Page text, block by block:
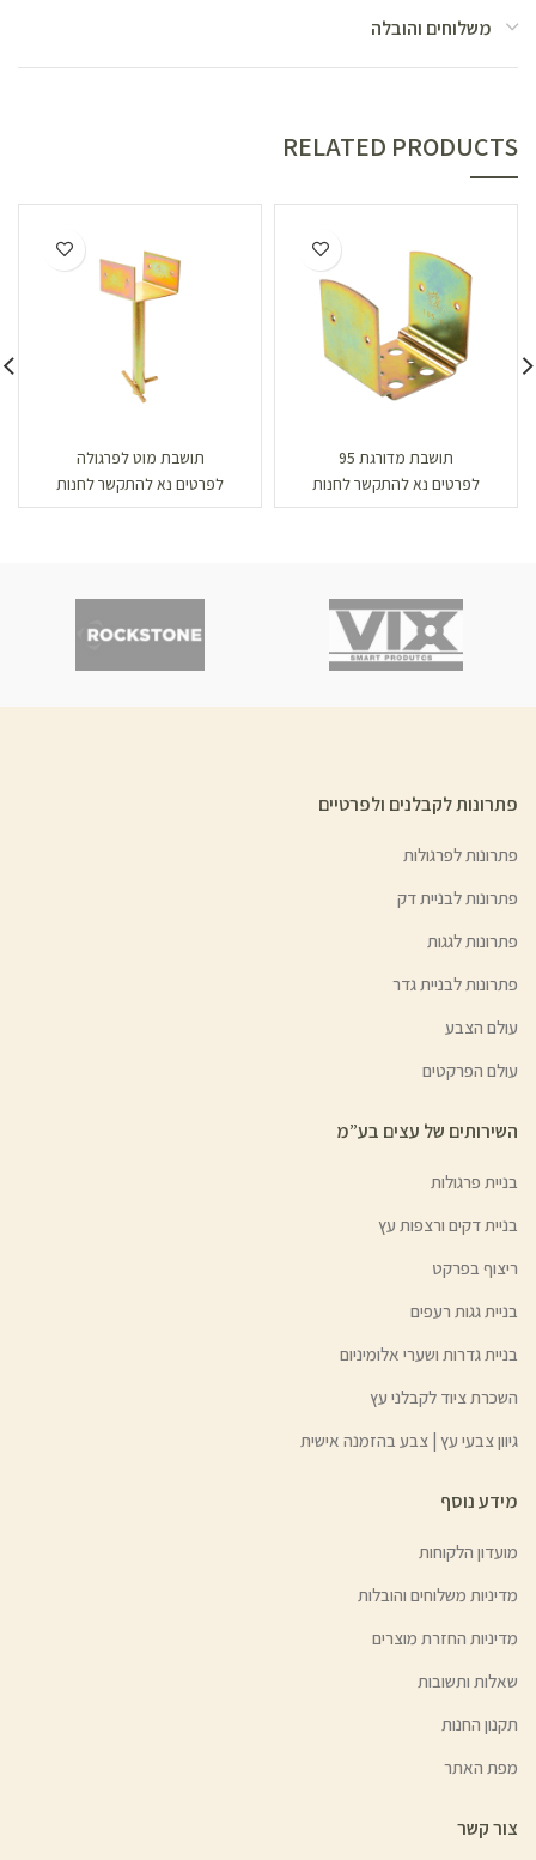
משלוחים והובלה
RELATED PRODUCTS
תושבת מדורגת 95
לפרטים נא להתקשר לחנות
תושבת מוט לפרגולה
לפרטים נא להתקשר לחנות
פתרונות לקבלנים ולפרטיים
פתרונות לפרגולות
פתרונות לבניית דק
פתרונות לגגות
פתרונות לבניית גדר
עולם הצבע
עולם הפרקטים
השירותים של עצים בע”מ
בניית פרגולות
בניית דקים ורצפות עץ
ריצוף בפרקט
בניית גגות רעפים
בניית גדרות ושערי אלומיניום
השכרת ציוד לקבלני עץ
גיוון צבעי עץ | צבע בהזמנה אישית
מידע נוסף
מועדון הלקוחות
מדיניות משלוחים והובלות
מדיניות החזרת מוצרים
שאלות ותשובות
תקנון החנות
מפת האתר
צור קשר